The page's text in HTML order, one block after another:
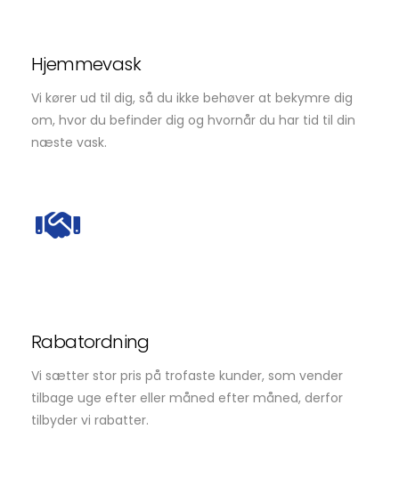
Hjemmevask
Vi kører ud til dig, så du ikke behøver at bekymre dig
om, hvor du befinder dig og hvornår du har tid til din
næste vask.
Rabatordning
Vi sætter stor pris på trofaste kunder, som vender
tilbage uge efter eller måned efter måned, derfor
tilbyder vi rabatter.